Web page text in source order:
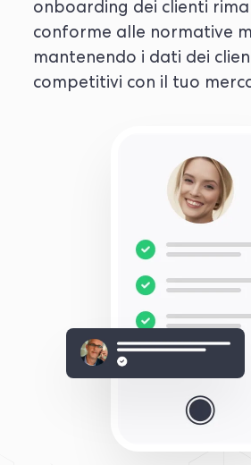
onboarding dei clienti
conforme alle normative
mantenendo i dati dei
competitivi con il tuo